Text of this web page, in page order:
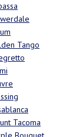
Tango
Tacoma